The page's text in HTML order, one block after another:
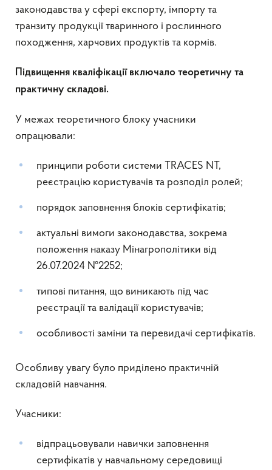
законодавства у сфері експорту, імпорту та
транзиту продукції тваринного і рослинного
походження, харчових продуктів та кормів.
Підвищення кваліфікації включало теоретичну та
практичну складові.
У межах теоретичного блоку учасники
опрацювали:
принципи роботи системи TRACES NT,
реєстрацію користувачів та розподіл ролей;
порядок заповнення блоків сертифікатів;
актуальні вимоги законодавства, зокрема
положення наказу Мінагрополітики від
26.07.2024 №2252;
типові питання, що виникають під час
реєстрації та валідації користувачів;
особливості заміни та перевидачі сертифікатів.
Особливу увагу було приділено практичній
складовій навчання.
Учасники:
відпрацьовували навички заповнення
сертифікатів у навчальному середовищі